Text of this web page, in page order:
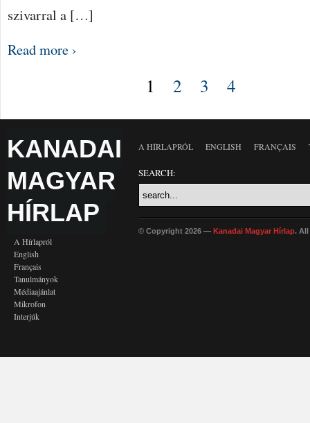
szivarral a […]
Read more ›
1 2 3 4
KANADAI
MAGYAR
HÍRLAP
A Hírlapról
English
Français
Tanulmányok
Médiaajánlat
Mikrofon
Interjúk
A HÍRLAPRÓL ENGLISH FRANÇAIS
SEARCH:
© Copyright 2026 — Kanadai Magyar Hírlap. All